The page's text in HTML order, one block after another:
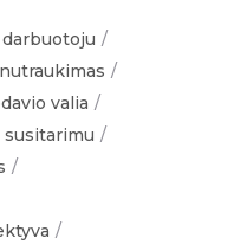
valia
susitarimu